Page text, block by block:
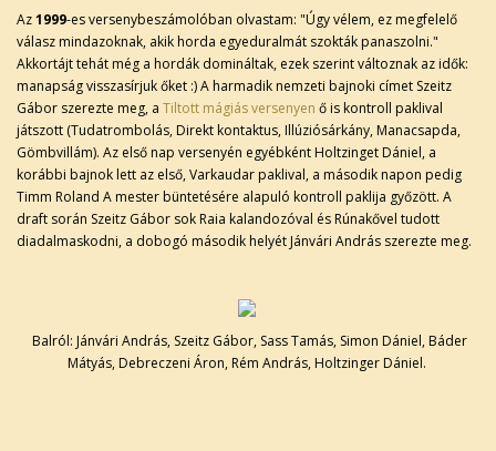
Az1999-es versenybeszámolóban olvastam: "Úgy vélem, ez megfelelő
válasz mindazoknak, akik horda egyeduralmát szokták panaszolni."
Akkortájt tehát még a hordák domináltak, ezek szerint változnak az idők:
manapság visszasírjuk őket :) A harmadik nemzeti bajnoki címet Szeitz
Gábor szerezte meg, a Tiltott mágiás versenyen ő is kontroll paklival
játszott (Tudatrombolás, Direkt kontaktus, Illúziósárkány, Manacsapda,
Gömbvillám). Az első nap versenyén egyébként Holtzinget Dániel, a
korábbi bajnok lett az első, Varkaudar paklival, a második napon pedig
Timm Roland A mester büntetésére alapuló kontroll paklija győzött. A
draft során Szeitz Gábor sok Raia kalandozóval és Rúnakővel tudott
diadalmaskodni, a dobogó második helyét Jánvári András szerezte meg.
Balról: Jánvári András, Szeitz Gábor, Sass Tamás, Simon Dániel, Báder
Mátyás, Debreczeni Áron, Rém András, Holtzinger Dániel.